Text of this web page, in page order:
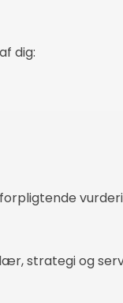
dig:
strategi og